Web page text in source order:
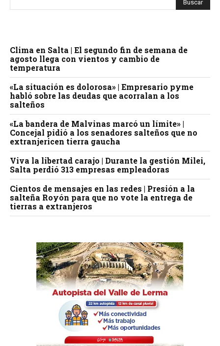
Clima en Salta | El segundo fin de semana de
agosto llega con vientos y cambio de
temperatura
«La situación es dolorosa» | Empresario pyme
habló sobre las deudas que acorralan a los
salteños
«La bandera de Malvinas marcó un límite» |
Concejal pidió a los senadores salteños que no
extranjericen tierra gaucha
Viva la libertad carajo | Durante la gestión Milei,
Salta perdió 313 empresas empleadoras
Cientos de mensajes en las redes | Presión a la
salteña Royón para que no vote la entrega de
tierras a extranjeros